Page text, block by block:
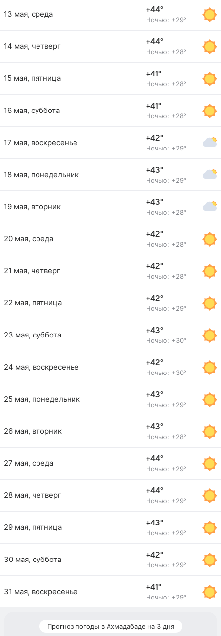
13 мая, среда +44°
Ночью: +29°
14 мая, четверг +44°
Ночью: +28°
15 мая, пятница +41°
Ночью: +28°
16 мая, суббота +41°
Ночью: +28°
17 мая, воскресенье +42°
Ночью: +29°
18 мая, понедельник +43°
Ночью: +29°
19 мая, вторник +43°
Ночью: +28°
20 мая, среда +42°
Ночью: +28°
21 мая, четверг +42°
Ночью: +28°
22 мая, пятница +42°
Ночью: +29°
23 мая, суббота +43°
Ночью: +30°
24 мая, воскресенье +42°
Ночью: +30°
25 мая, понедельник +43°
Ночью: +29°
26 мая, вторник +43°
Ночью: +28°
27 мая, среда +44°
Ночью: +29°
28 мая, четверг +44°
Ночью: +29°
29 мая, пятница +43°
Ночью: +29°
30 мая, суббота +42°
Ночью: +29°
31 мая, воскресенье +41°
Ночью: +29°
Прогноз погоды в Ахмадабаде на 3 дня